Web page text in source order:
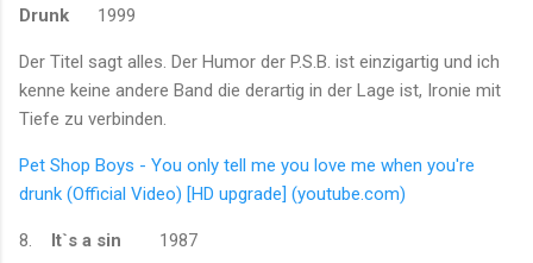
Drunk
1999
Der Titel sagt alles. Der Humor der P.S.B. ist einzigartig und ich
kenne keine andere Band die derartig in der Lage ist, Ironie mit
Tiefe zu verbinden.
Pet Shop Boys - You only tell me you love me when you're
drunk (Official Video) [HD upgrade] (youtube.com)
8. It`s a sin 1987